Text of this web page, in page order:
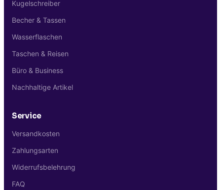
Kugelschreiber
Becher & Tassen
Wasserflaschen
Taschen & Reisen
Büro & Business
Nachhaltige Artikel
Service
Versandkosten
Zahlungsarten
Widerrufsbelehrung
FAQ